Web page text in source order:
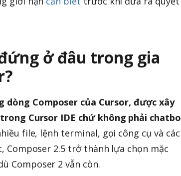
ở đâu trong gia
Composer của Cursor, được xây
Cursor IDE chứ không phải
file, lệnh terminal, gọi công cụ và các
Composer 2.5 trở thành lựa chọn mặc
Composer 2 vẫn còn.